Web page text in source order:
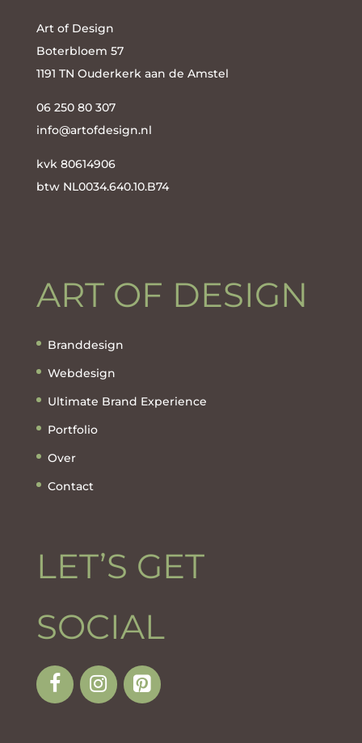
Art of Design
Boterbloem 57
1191 TN Ouderkerk aan de Amstel
06 250 80 307
info@artofdesign.nl
kvk 80614906
btw NL0034.640.10.B74
ART OF DESIGN
Branddesign
Webdesign
Ultimate Brand Experience
Portfolio
Over
Contact
LET’S GET
SOCIAL